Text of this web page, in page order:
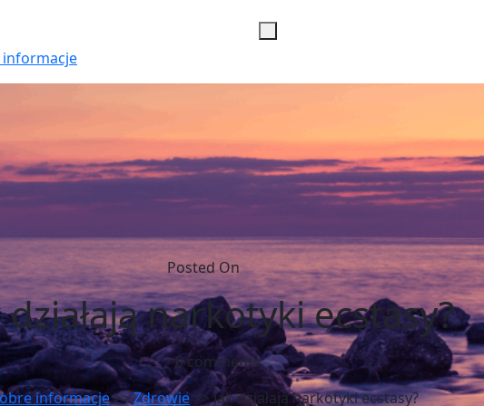
Posted On
działają narkotyki ecstasy?
0 comments
informacje>>Zdrowie>> Jak działają narkotyki ecstasy?